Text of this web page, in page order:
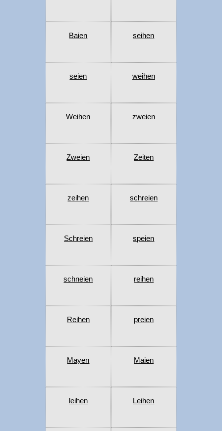
Baien seihen
seien weihen
Weihen zweien
Zweien Zeiten
zeihen schreien
Schreien speien
schneien reihen
Reihen preien
Mayen Maien
leihen Leihen